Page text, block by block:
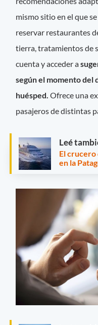
mismo sitio en el que
reservar restaurantes
tierra, tratamientos de
cuenta y acceder a
según el momento del
huésped. Ofrece una
pasajeros de distintas
Leé
El crucero
en la